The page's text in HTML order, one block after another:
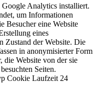
Analytics installiert.
um Informationen
Besucher eine Website
eines
Zustand der Website. Die
in anonymisierter Form
die Website von der sie
Seiten.
Cookie Laufzeit 24